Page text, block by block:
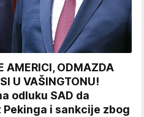
AMERICI, ODMAZDA
U VAŠINGTONU!
odluku SAD da
i sankcije zbog